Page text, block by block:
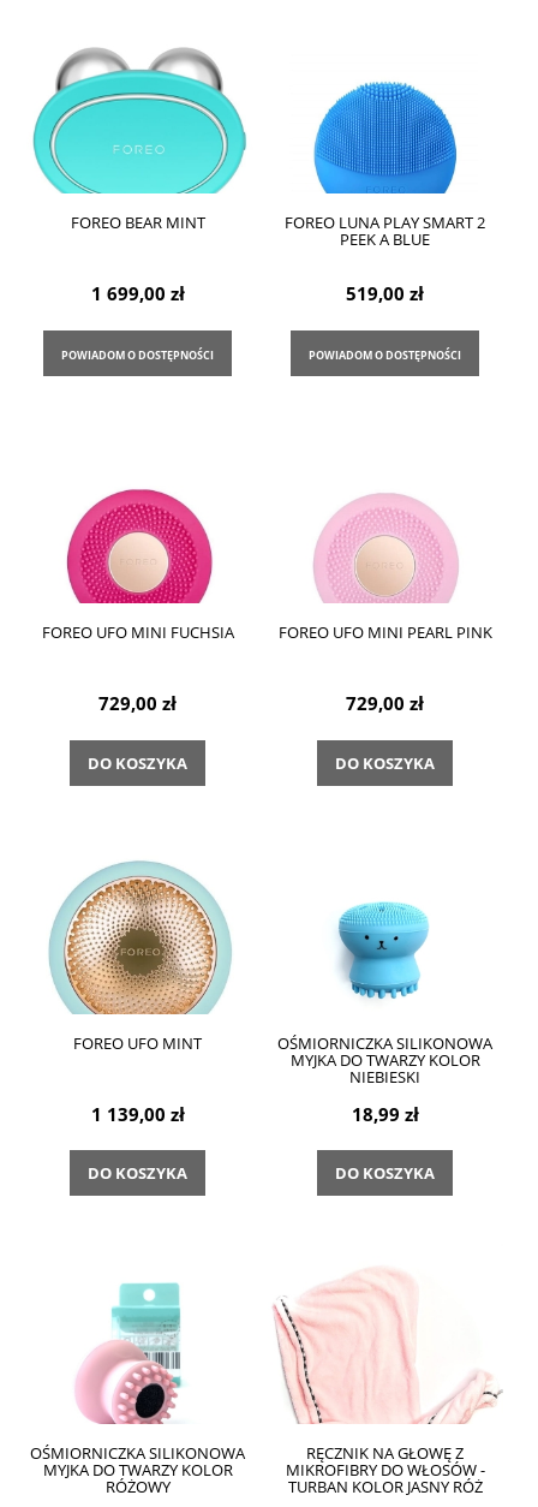
FOREO BEAR MINT
1 699,00 zł
POWIADOM O DOSTĘPNOŚCI
FOREO LUNA PLAY SMART 2
PEEK A BLUE
519,00 zł
POWIADOM O DOSTĘPNOŚCI
FOREO UFO MINI FUCHSIA
729,00 zł
DO KOSZYKA
FOREO UFO MINI PEARL PINK
729,00 zł
DO KOSZYKA
FOREO UFO MINT
1 139,00 zł
DO KOSZYKA
OŚMIORNICZKA SILIKONOWA
MYJKA DO TWARZY KOLOR
NIEBIESKI
18,99 zł
DO KOSZYKA
OŚMIORNICZKA SILIKONOWA
MYJKA DO TWARZY KOLOR
RÓŻOWY
RĘCZNIK NA GŁOWĘ Z
MIKROFIBRY DO WŁOSÓW -
TURBAN KOLOR JASNY RÓŻ